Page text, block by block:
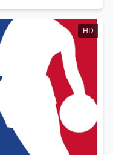
HD